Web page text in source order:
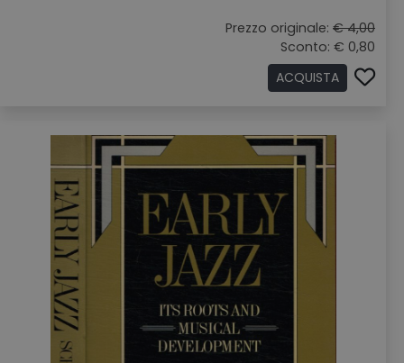
Prezzo originale: € 4,00
Sconto: € 0,80
ACQUISTA